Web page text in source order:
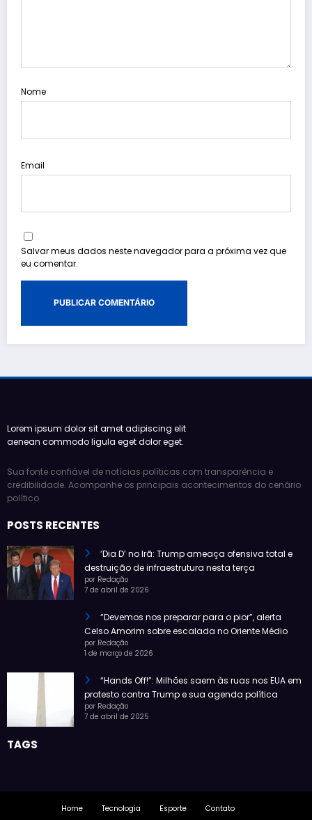
Nome
Email
Salvar meus dados neste navegador para a próxima vez que
eu comentar.
Lorem ipsum dolor sit amet adipiscing elit
aenean commodo ligula eget dolor eget.
Sua fonte confiável de notícias políticas com transparência e
credibilidade. Acompanhe os principais acontecimentos do cenário
político
POSTS RECENTES
‘Dia D’ no Irã: Trump ameaça ofensiva total e
destruição de infraestrutura nesta terça
por Redação
7 de abril de 2026
“Devemos nos preparar para o pior”, alerta
Celso Amorim sobre escalada no Oriente Médio
por Redação
1 de março de 2026
“Hands Off!”: Milhões saem às ruas nos EUA em
protesto contra Trump e sua agenda política
por Redação
7 de abril de 2025
TAGS
Home Tecnologia Esporte Contato